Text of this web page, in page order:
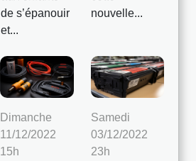
de s’épanouir
et...
nouvelle...
Dimanche
11/12/2022
15h
Samedi
03/12/2022
23h